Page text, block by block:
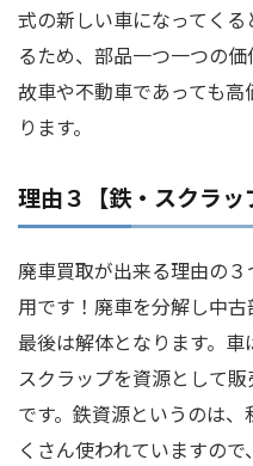
式の新しい車になってく
るため、部品一つ一つの
故車や不動車であっても
ります。
理由３【鉄・スクラッ
廃車買取が出来る理由の
用です！廃車を分解し中
最後は解体となります。車
スクラップを資源として
です。鉄資源というのは
くさん使われていますの